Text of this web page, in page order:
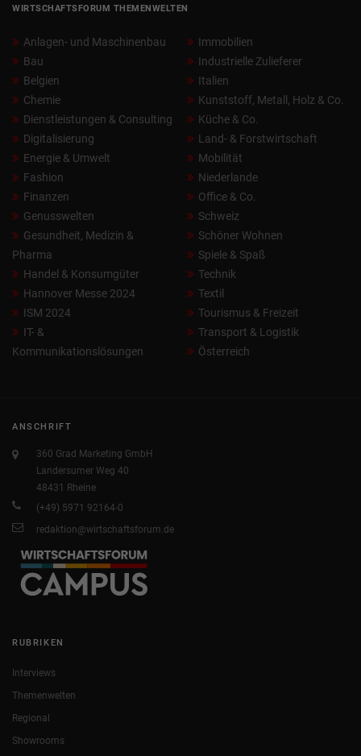
WIRTSCHAFTSFORUM THEMENWELTEN
Anlagen- und Maschinenbau
Bau
Belgien
Chemie
Dienstleistungen & Consulting
Digitalisierung
Energie & Umwelt
Fashion
Finanzen
Genusswelten
Gesundheit, Medizin &
Pharma
Handel & Konsumgüter
Hannover Messe 2024
ISM 2024
IT- &
Kommunikationslösungen
Immobilien
Industrielle Zulieferer
Italien
Kunststoff, Metall, Holz & Co.
Küche & Co.
Land- & Forstwirtschaft
Mobilität
Niederlande
Office & Co.
Schweiz
Schöner Wohnen
Spiele & Spaß
Technik
Textil
Tourismus & Freizeit
Transport & Logistik
Österreich
ANSCHRIFT
360 Grad Marketing GmbH
Landersumer Weg 40
48431 Rheine
(+49) 5971 92164-0
redaktion@wirtschaftsforum.de
RUBRIKEN
Interviews
Themenwelten
Regional
Showrooms